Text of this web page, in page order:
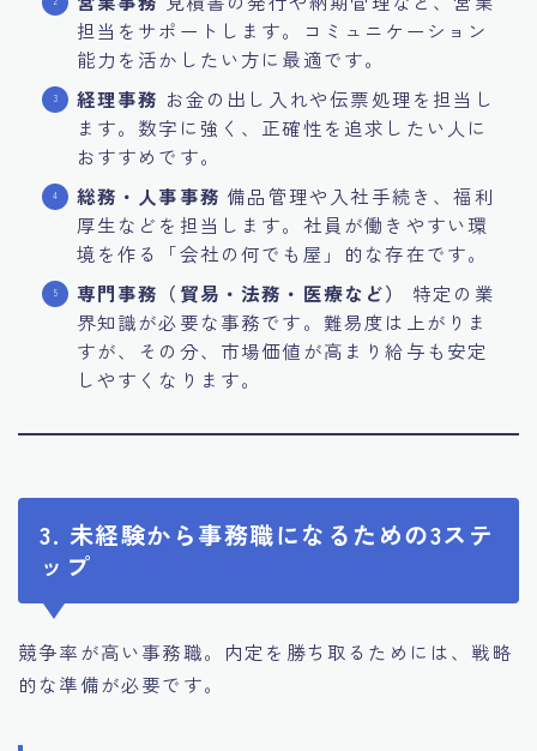
担当をサポートします。コミュニケーション
能力を活かしたい方に最適です。
経理事務 お金の出し入れや伝票処理を担当し
ます。数字に強く、正確性を追求したい人に
おすすめです。
総務・人事事務 備品管理や入社手続き、福利
厚生などを担当します。社員が働きやすい環
境を作る「会社の何でも屋」的な存在です。
専門事務（貿易・法務・医療など）
特定の業
界知識が必要な事務です。難易度は上がりま
すが、その分、市場価値が高まり給与も安定
しやすくなります。
3. 未経験から事務職になるための3ステ
ップ
競争率が高い事務職。内定を勝ち取るためには、戦略
的な準備が必要です。